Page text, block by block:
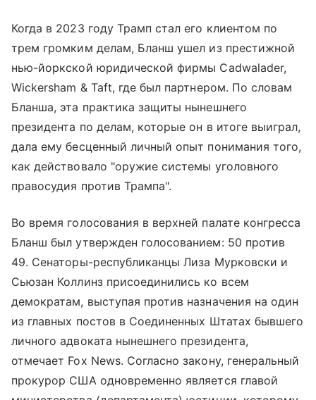
Когда в 2023 году Трамп стал его клиентом по
трем громким делам, Бланш ушел из престижной
нью-йоркской юридической фирмы Cadwalader,
Wickersham & Taft, где был партнером. По словам
Бланша, эта практика защиты нынешнего
президента по делам, которые он в итоге выиграл,
дала ему бесценный личный опыт понимания того,
как действовало "оружие системы уголовного
правосудия против Трампа".
Во время голосования в верхней палате конгресса
Бланш был утвержден голосованием: 50 против
49. Сенаторы-республиканцы Лиза Мурковски и
Сьюзан Коллинз присоединились ко всем
демократам, выступая против назначения на один
из главных постов в Соединенных Штатах бывшего
личного адвоката нынешнего президента,
отмечает Fox News. Согласно закону, генеральный
прокурор США одновременно является главой